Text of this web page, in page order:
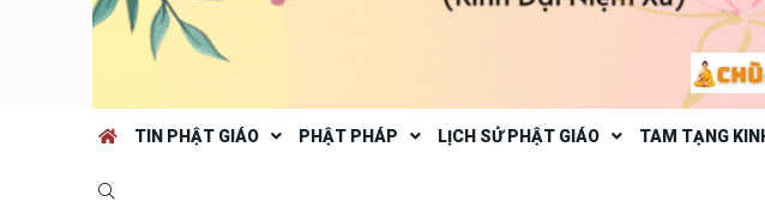
TIN PHẬT GIÁO PHẬT PHÁP LỊCH SỬ PHẬT GIÁO TAM TẠNG